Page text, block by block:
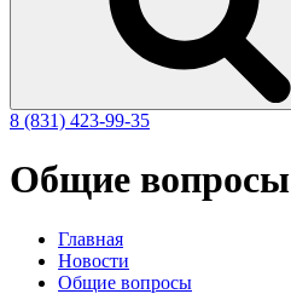
8 (831) 423-99-35
Общие вопросы
Главная
Новости
Общие вопросы